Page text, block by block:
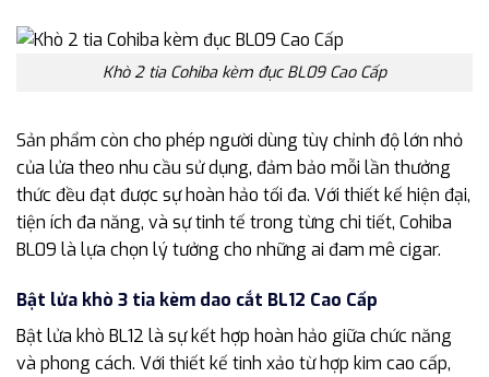
Khò 2 tia Cohiba kèm đục BL09 Cao Cấp
Sản phẩm còn cho phép người dùng tùy chỉnh độ lớn nhỏ
của lửa theo nhu cầu sử dụng, đảm bảo mỗi lần thưởng
thức đều đạt được sự hoàn hảo tối đa. Với thiết kế hiện đại,
tiện ích đa năng, và sự tinh tế trong từng chi tiết, Cohiba
BL09 là lựa chọn lý tưởng cho những ai đam mê cigar.
Bật lửa khò 3 tia kèm dao cắt BL12 Cao Cấp
Bật lửa khò BL12 là sự kết hợp hoàn hảo giữa chức năng
và phong cách. Với thiết kế tinh xảo từ hợp kim cao cấp,